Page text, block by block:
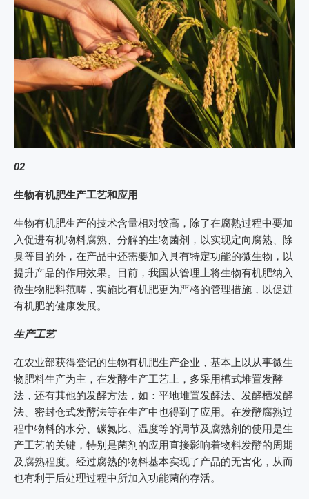
02
生物有机肥生产工艺和应用
生物有机肥生产的技术含量相对较高，除了在腐熟过程中要加
入促进有机物料腐熟、分解的生物菌剂，以实现定向腐熟、除
臭等目的外，在产品中还需要加入具有特定功能的微生物，以
提升产品的作用效果。目前，我国从管理上将生物有机肥纳入
微生物肥料范畴，实施比有机肥更为严格的管理措施，以促进
有机肥的健康发展。
生产工艺
在农业部获得登记的生物有机肥生产企业，基本上以从事微生
物肥料生产为主，在发酵生产工艺上，多采用槽式堆置发酵
法，还有其他的发酵方法，如：平地堆置发酵法、发酵槽发酵
法、密封仓式发酵法等在生产中也得到了应用。在发酵腐熟过
程中物料的水分、碳氮比、温度等的调节及腐熟剂的使用是生
产工艺的关键，特别是菌剂的应用直接影响着物料发酵的周期
及腐熟程度。经过腐熟的物料基本实现了产品的无害化，从而
也有利于后处理过程中所加入功能菌的存活。